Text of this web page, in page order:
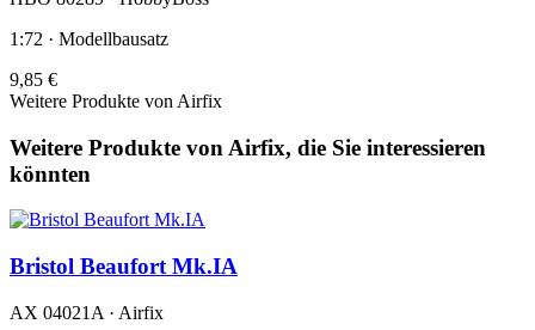
1:72 · Modellbausatz
9,85 €
Weitere Produkte von Airfix
Weitere Produkte von Airfix, die Sie interessieren
könnten
Bristol Beaufort Mk.IA
AX 04021A · Airfix